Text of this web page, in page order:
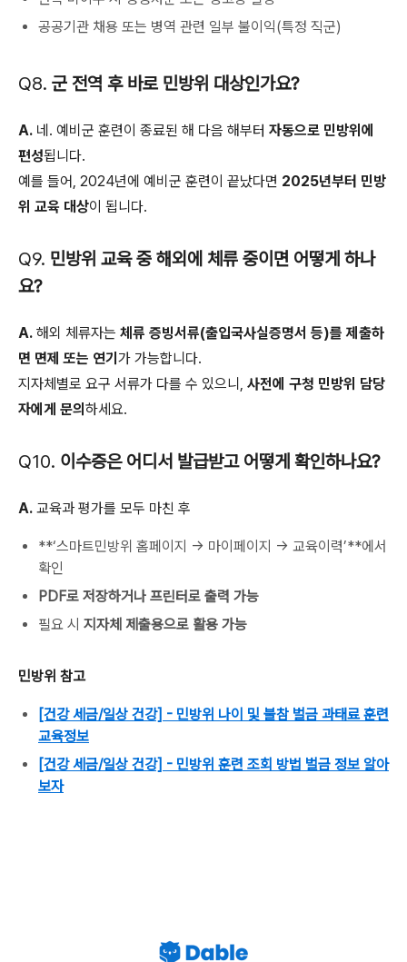
공공기관 채용 또는 병역 관련 일부 불이익(특정 직군)
Q8. 군 전역 후 바로 민방위 대상인가요?
A. 네. 예비군 훈련이 종료된 해 다음 해부터 자동으로 민방위에
편성됩니다.
예를 들어, 2024년에 예비군 훈련이 끝났다면 2025년부터 민방
위 교육 대상이 됩니다.
Q9. 민방위 교육 중 해외에 체류 중이면 어떻게 하나
요?
A. 해외 체류자는 체류 증빙서류(출입국사실증명서 등)를 제출하
면 면제 또는 연기 가 가능합니다.
지자체별로 요구 서류가 다를 수 있으니, 사전에 구청 민방위 담당
자에게 문의 하세요.
Q10. 이수증은 어디서 발급받고 어떻게 확인하나요?
A. 교육과 평가를 모두 마친 후
**‘스마트민방위 홈페이지 → 마이페이지 → 교육이력’**에서
확인
PDF로 저장하거나 프린터로 출력 가능
필요 시 지자체 제출용으로 활용 가능
민방위 참고
[건강 세금/일상 건강] - 민방위 나이 및 불참 벌금 과태료 훈련
교육정보
[건강 세금/일상 건강] - 민방위 훈련 조회 방법 벌금 정보 알아
보자